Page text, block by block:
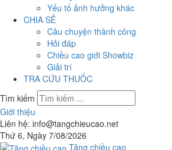
Yếu tố ảnh hưởng khác
CHIA SẺ
Câu chuyện thành công
Hỏi đáp
Chiều cao giới Showbiz
Giải trí
TRA CỨU THUỐC
Tìm kiếm
Giới thiệu
Liên hệ: info@tangchieucao.net
Thứ 6, Ngày 7/08/2026
Tăng chiều cao